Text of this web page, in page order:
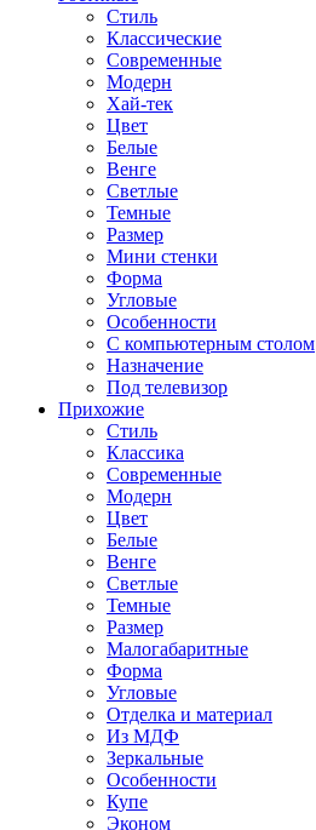
Стиль
Классические
Современные
Модерн
Хай-тек
Цвет
Белые
Венге
Светлые
Темные
Размер
Мини стенки
Форма
Угловые
Особенности
С компьютерным столом
Назначение
Под телевизор
Прихожие
Стиль
Классика
Современные
Модерн
Цвет
Белые
Венге
Светлые
Темные
Размер
Малогабаритные
Форма
Угловые
Отделка и материал
Из МДФ
Зеркальные
Особенности
Купе
Эконом